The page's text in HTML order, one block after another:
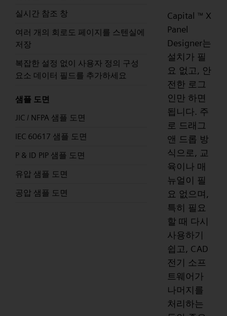
실시간 참조 창
여러 개의 회로도 페이지를 스텐실에
저장
복잡한 설정 없이 사용자 정의 구성
요소 데이터 필드를 추가하세요
샘플 도면
JIC / NFPA 샘플 도면
IEC 60617 샘플 도면
P & ID PIP 샘플 도면
유압 샘플 도면
공압 샘플 도면
Capital ™ X
Panel
Designer는
설치가 필
요 없고, 안
전한 로그
인만 하면
됩니다. 주
로 드래그
앤 드롭 방
식으로, 교
육이나 매
뉴얼이 필
요 없으며,
특히 필요
할 때 다시
사용하기
쉽고, CAD
전기 소프
트웨어가
나머지를
처리하는